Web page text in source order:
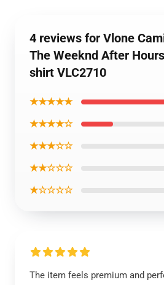
4 reviews for Vlone
The Weeknd After
shirt VLC2710
★★★★★
★★★★☆
★★★☆☆
★★☆☆☆
★☆☆☆☆
The item feels premium and